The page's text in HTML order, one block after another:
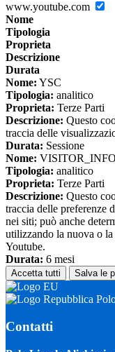
www.youtube.com
Nome
Tipologia
Proprieta
Descrizione
Durata
Nome: YSC
Tipologia: analitico
Proprieta: Terze Parti
Descrizione: Questo
traccia delle
Durata: Sessione
Nome:
Tipologia: analitico
Proprieta: Terze Parti
Descrizione: Questo
traccia delle preferenze
nei siti; può anche
utilizzando la nuova o
Youtube.
Durata: 6 mesi
Accetta tutti Salva le
Contatti